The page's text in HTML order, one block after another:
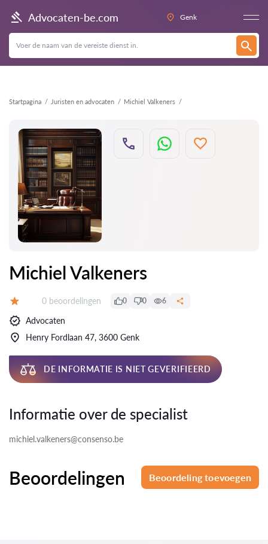
Advocaten-be.com Genk
Startpagina Juristen en advocaten Michiel Valkeners
Terug
Michiel Valkeners
Beoordelingen:
0 beoordelingen 0 0 6
Advocaten
Henry Fordlaan 47, 3600 Genk
DE INFORMATIE IS NIET GEVERIFIEERD
Informatie over de specialist
michiel.valkeners@consenso.be
Beoordelingen Beoordeling toevoegen